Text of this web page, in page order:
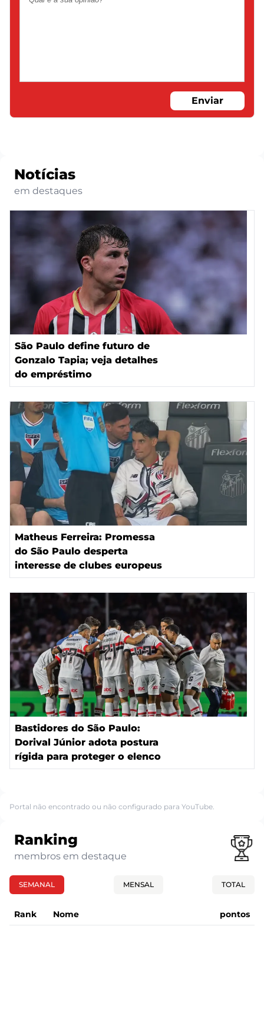
Enviar
Notícias
em destaques
São Paulo define futuro de
Gonzalo Tapia; veja detalhes
do empréstimo
Matheus Ferreira: Promessa
do São Paulo desperta
interesse de clubes europeus
Bastidores do São Paulo:
Dorival Júnior adota postura
rígida para proteger o elenco
Portal não encontrado ou não configurado para YouTube.
Ranking
membros em destaque
SEMANAL MENSAL TOTAL
Rank Nome pontos